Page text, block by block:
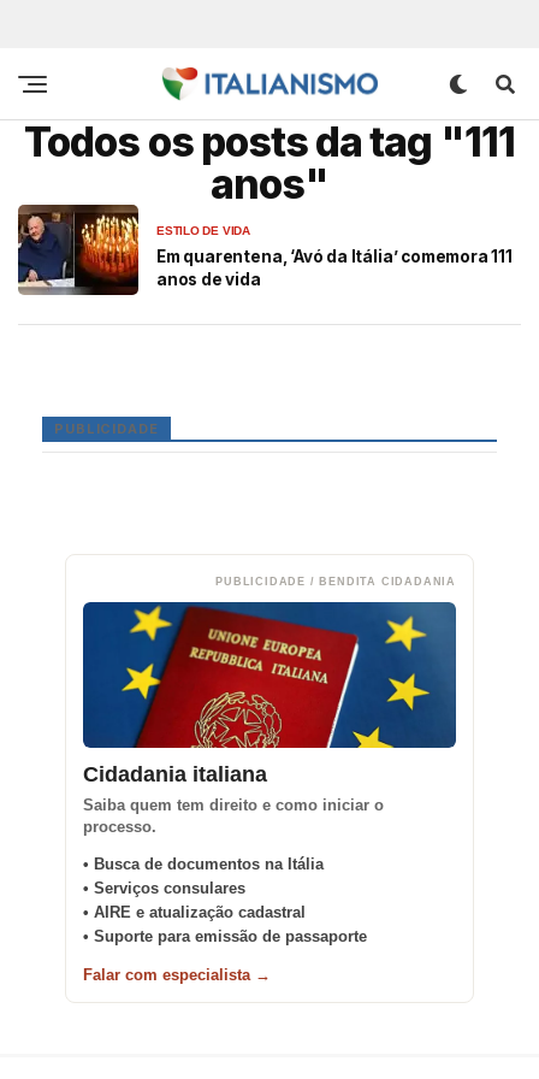
Todos os posts da tag "111
anos"
ESTILO DE VIDA
Em quarentena, ‘Avó da Itália’ comemora 111
anos de vida
PUBLICIDADE
PUBLICIDADE / BENDITA CIDADANIA
Cidadania italiana
Saiba quem tem direito e como iniciar o
processo.
• Busca de documentos na Itália
• Serviços consulares
• AIRE e atualização cadastral
• Suporte para emissão de passaporte
Falar com especialista →